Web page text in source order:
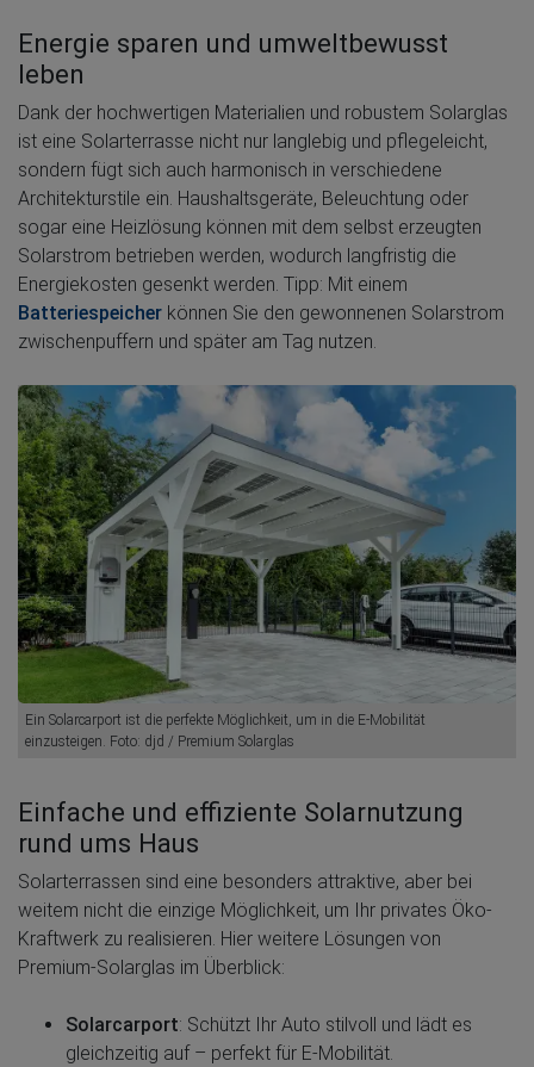
Energie sparen und umweltbewusst
leben
Dank der hochwertigen Materialien und robustem Solarglas
ist eine Solarterrasse nicht nur langlebig und pflegeleicht,
sondern fügt sich auch harmonisch in verschiedene
Architekturstile ein. Haushaltsgeräte, Beleuchtung oder
sogar eine Heizlösung können mit dem selbst erzeugten
Solarstrom betrieben werden, wodurch langfristig die
Energiekosten gesenkt werden. Tipp: Mit einem
Batteriespeicher können Sie den gewonnenen Solarstrom
zwischenpuffern und später am Tag nutzen.
Ein Solarcarport ist die perfekte Möglichkeit, um in die E-Mobilität
einzusteigen. Foto: djd / Premium Solarglas
Einfache und effiziente Solarnutzung
rund ums Haus
Solarterrassen sind eine besonders attraktive, aber bei
weitem nicht die einzige Möglichkeit, um Ihr privates Öko-
Kraftwerk zu realisieren. Hier weitere Lösungen von
Premium-Solarglas im Überblick:
Solarcarport: Schützt Ihr Auto stilvoll und lädt es
gleichzeitig auf – perfekt für E-Mobilität.